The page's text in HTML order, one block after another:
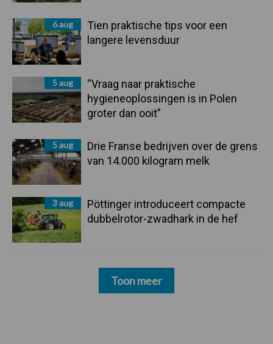
6 aug
Tien praktische tips voor een
langere levensduur
5 aug
“Vraag naar praktische
hygieneoplossingen is in Polen
groter dan ooit”
5 aug
Drie Franse bedrijven over de grens
van 14.000 kilogram melk
3 aug
Pöttinger introduceert compacte
dubbelrotor-zwadhark in de hef
Toon meer